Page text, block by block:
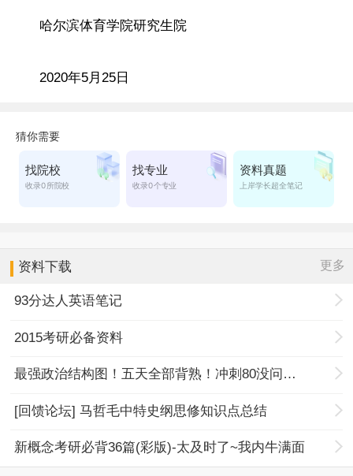
哈尔滨体育学院研究生院
2020年5月25日
资料下载 更多
93分达人英语笔记
2015考研必备资料
最强政治结构图！五天全部背熟！冲刺80没问题！
[回馈论坛] 马哲毛中特史纲思修知识点总结
新概念考研必背36篇(彩版)-太及时了~我内牛满面